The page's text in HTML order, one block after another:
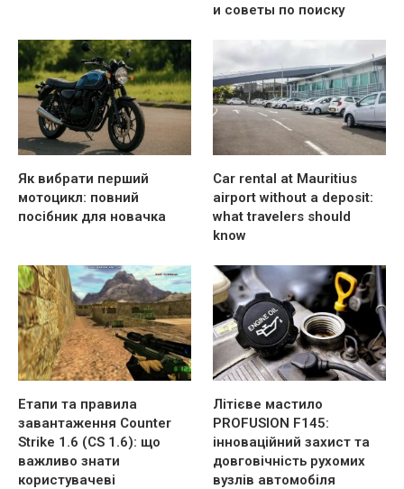
и советы по поиску
Як вибрати перший
мотоцикл: повний
посібник для новачка
Car rental at Mauritius
airport without a deposit:
what travelers should
know
Етапи та правила
завантаження Counter
Strike 1.6 (CS 1.6): що
важливо знати
користувачеві
Літієве мастило
PROFUSION F145:
інноваційний захист та
довговічність рухомих
вузлів автомобіля